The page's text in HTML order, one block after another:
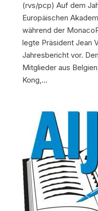
(rvs/pcp) Auf dem
Europäischen
während der
legte Präsident Jean
Jahresbericht vor.
Mitglieder aus
Kong,...